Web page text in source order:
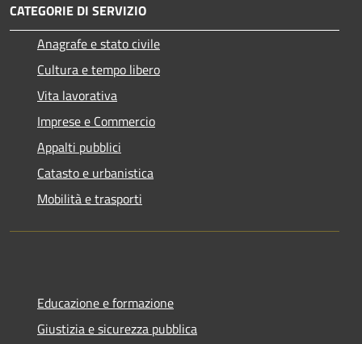
CATEGORIE DI SERVIZIO
Anagrafe e stato civile
Cultura e tempo libero
Vita lavorativa
Imprese e Commercio
Appalti pubblici
Catasto e urbanistica
Mobilità e trasporti
Educazione e formazione
Giustizia e sicurezza pubblica